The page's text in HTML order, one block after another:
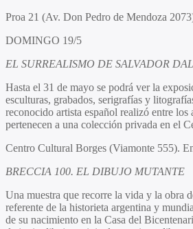
Proa 21 (Av. Don Pedro de Mendoza
DOMINGO 19/5
EL SURREALISMO DE SALVADOR
Hasta el 31 de mayo se podrá ver la
esculturas, grabados, serigrafías y
reconocido artista español realizó entre los
pertenecen a una colección privada en el
Centro Cultural Borges (Viamonte 555).
BRECCIA 100. EL DIBUJO MUTANTE
Una muestra que recorre la vida y la obra
referente de la historieta argentina y
de su nacimiento en la Casa del